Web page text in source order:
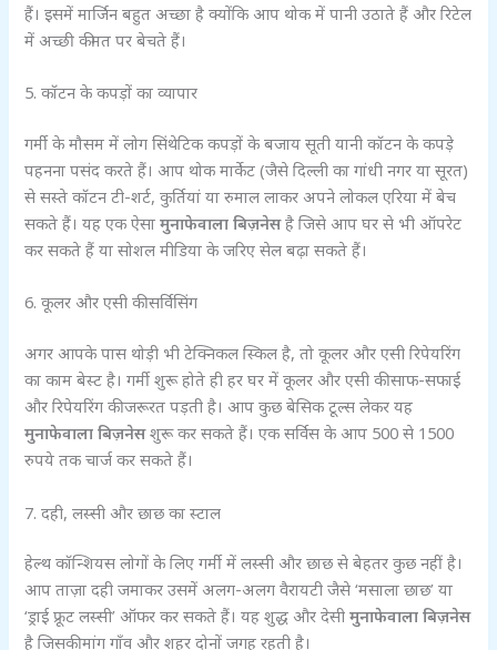
हैं। इसमें मार्जिन बहुत अच्छा है क्योंकि आप थोक में पानी उठाते हैं और रिटेल
में अच्छी कीमत पर बेचते हैं।
5. कॉटन के कपड़ों का व्यापार
गर्मी के मौसम में लोग सिंथेटिक कपड़ों के बजाय सूती यानी कॉटन के कपड़े
पहनना पसंद करते हैं। आप थोक मार्केट (जैसे दिल्ली का गांधी नगर या सूरत)
से सस्ते कॉटन टी-शर्ट, कुर्तियां या रुमाल लाकर अपने लोकल एरिया में बेच
सकते हैं। यह एक ऐसामुनाफेवाला बिज़नेसहै जिसे आप घर से भी ऑपरेट
कर सकते हैं या सोशल मीडिया के जरिए सेल बढ़ा सकते हैं।
6. कूलर और एसी की सर्विसिंग
अगर आपके पास थोड़ी भी टेक्निकल स्किल है, तो कूलर और एसी रिपेयरिंग
का काम बेस्ट है। गर्मी शुरू होते ही हर घर में कूलर और एसी की साफ-सफाई
और रिपेयरिंग की जरूरत पड़ती है। आप कुछ बेसिक टूल्स लेकर यह
मुनाफेवाला बिज़नेसशुरू कर सकते हैं। एक सर्विस के आप 500 से 1500
रुपये तक चार्ज कर सकते हैं।
7. दही, लस्सी और छाछ का स्टाल
हेल्थ कॉन्शियस लोगों के लिए गर्मी में लस्सी और छाछ से बेहतर कुछ नहीं है।
आप ताज़ा दही जमाकर उसमें अलग-अलग वैरायटी जैसे ‘मसाला छाछ’ या
‘ड्राई फ्रूट लस्सी’ ऑफर कर सकते हैं। यह शुद्ध और देसीमुनाफेवाला बिज़नेस
है जिसकी मांग गाँव और शहर दोनों जगह रहती है।